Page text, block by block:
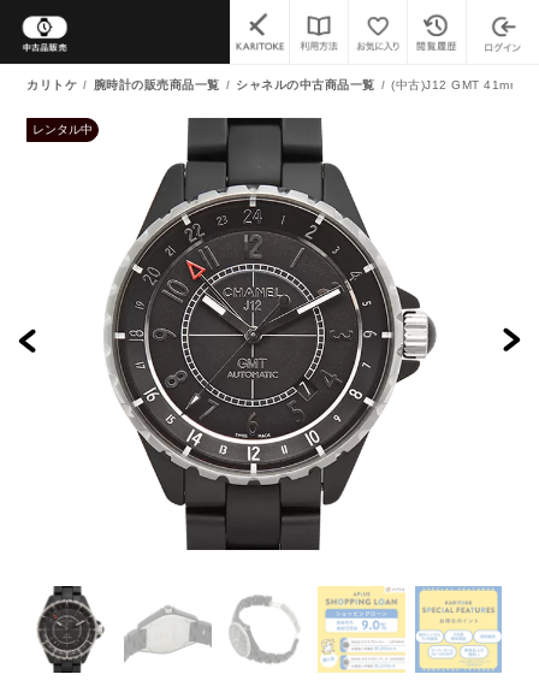
カリトケ 腕時計の販売商品一覧 シャネルの中古商品一覧 (中古)J12 GMT 41mm（
レンタル中
よくあるご質問